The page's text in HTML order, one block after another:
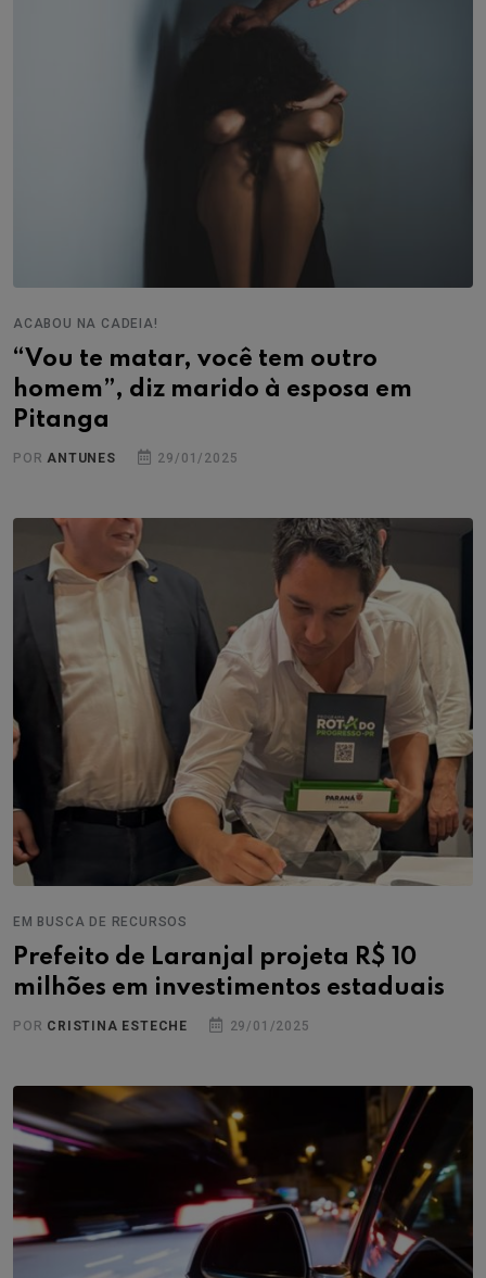
ACABOU NA CADEIA!
“Vou te matar, você tem outro
homem”, diz marido à esposa em
Pitanga
PORANTUNES 29/01/2025
EM BUSCA DE RECURSOS
Prefeito de Laranjal projeta R$ 10
milhões em investimentos estaduais
POR CRISTINA ESTECHE 29/01/2025